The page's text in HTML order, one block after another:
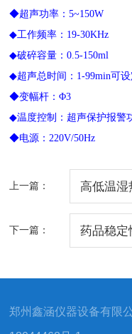
◆超声功率：5~150W
◆工作频率：19-30KHz
◆破碎容量：0.5-150ml
◆超声总时间：1-99min可设
◆变幅杆：Φ3
◆温度控制：超声保护报警
◆电源：220V/50Hz
上一篇： 高低温湿
下一篇： 药品稳定
郑州鑫涵仪器设备有